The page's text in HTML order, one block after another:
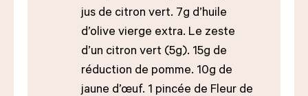
jus de citron vert. 7g d’huile
d’olive vierge extra. Le zeste
d’un citron vert (5g). 15g de
réduction de pomme. 10g de
jaune d’œuf. 1 pincée de Fleur de